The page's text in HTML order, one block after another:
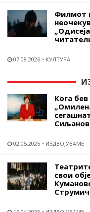
Филмот
07.08.2026 КУЛТУРА
Кога
02.05.2025 ИЗДВОЈУВАМЕ
свои